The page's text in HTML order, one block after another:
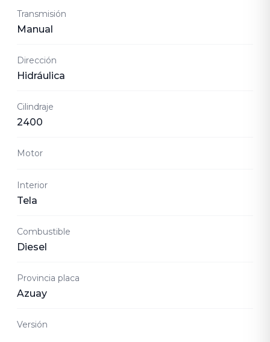
Transmisión
Manual
Dirección
Hidráulica
Cilindraje
2400
Motor
Interior
Tela
Combustible
Diesel
Provincia placa
Azuay
Versión